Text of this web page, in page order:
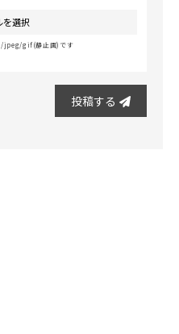
を選択
jpeg/gif(静止画)です
投稿する